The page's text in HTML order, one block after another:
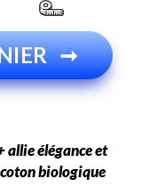
➞
allie élégance et
biologique